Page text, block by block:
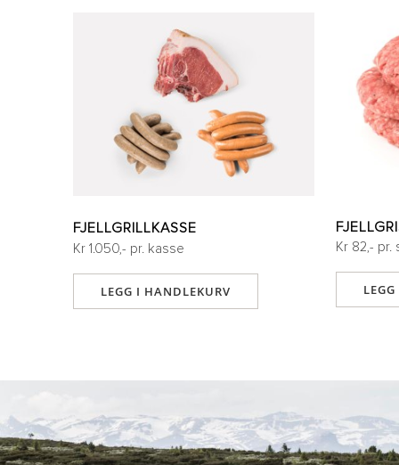
FJELLGRILLKASSE
Kr 1.050,- pr. kasse
LEGG I HANDLEKURV
Kr 82,- pr.